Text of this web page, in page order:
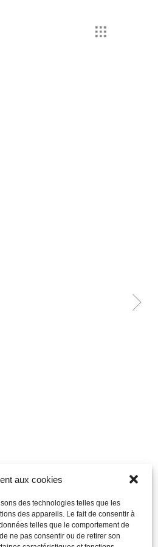
aux cookies
des technologies telles que les
des appareils. Le fait de consentir à
telles que le comportement de
ne pas consentir ou de retirer son